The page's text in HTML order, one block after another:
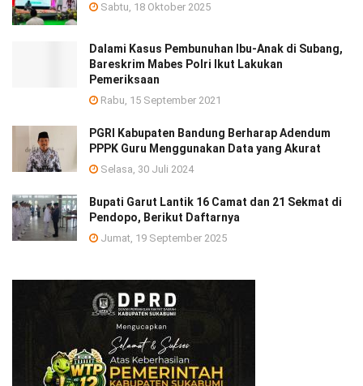
Sabtu, 18 Oktober 2025
Dalami Kasus Pembunuhan Ibu-Anak di Subang,
Bareskrim Mabes Polri Ikut Lakukan
Pemeriksaan
Rabu, 15 September 2021
PGRI Kabupaten Bandung Berharap Adendum
PPPK Guru Menggunakan Data yang Akurat
Selasa, 30 Juli 2024
Bupati Garut Lantik 16 Camat dan 21 Sekmat di
Pendopo, Berikut Daftarnya
Jumat, 19 September 2025